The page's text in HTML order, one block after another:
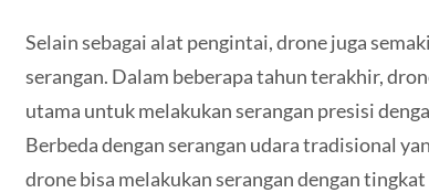
Selain sebagai alat pengintai, drone juga
serangan. Dalam beberapa tahun terakhir,
utama untuk melakukan serangan presisi
Berbeda dengan serangan udara tradisional
drone bisa melakukan serangan dengan